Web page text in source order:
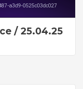
/ 25.04.25